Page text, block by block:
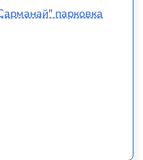
парковка